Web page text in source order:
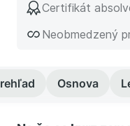
Certifikát
Neobmedzený
Osnova